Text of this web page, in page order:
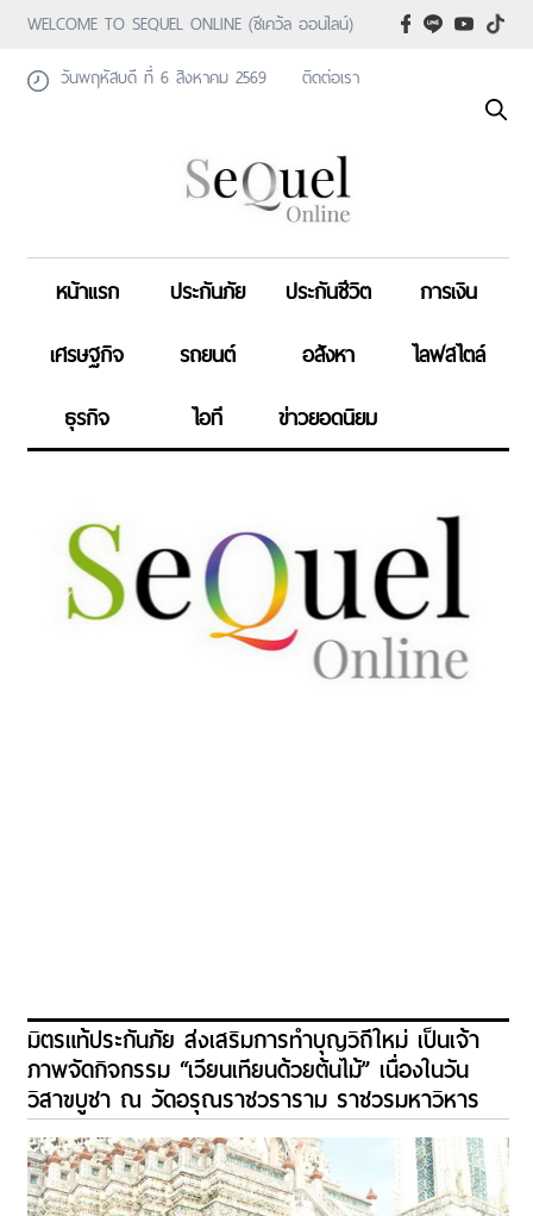
WELCOME TO SEQUEL ONLINE (ซีเคว้ล ออนไลน์)
วันพฤหัสบดี ที่ 6 สิงหาคม 2569
ติดต่อเรา
หน้าแรก ประกันภัย ประกันชีวิต
การเงิน
เศรษฐกิจ
รถยนต์ อสังหา
ไลฟสไตล์
ธุรกิจ
ไอที ข่าวยอดนิยม
มิตรแท้ประกันภัย ส่งเสริมการทำบุญวิถีใหม่ เป็นเจ้า
ภาพจัดกิจกรรม “เวียนเทียนด้วยต้นไม้” เนื่องในวัน
วิสาขบูชา ณ วัดอรุณราชวราราม ราชวรมหาวิหาร